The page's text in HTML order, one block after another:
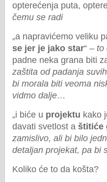
opterećenja puta,
čemu se radi
„a napravićemo veliku
se jer je jako star“ – to
padne neka grana biti
zaštita od padanja
bi morala biti veoma
vidmo dalje…
„i biće u projektu kako
davati svetlost a štitiće
zamislivo, ali bi bilo
detaljan projekat, pa bi
Koliko će to da košta?